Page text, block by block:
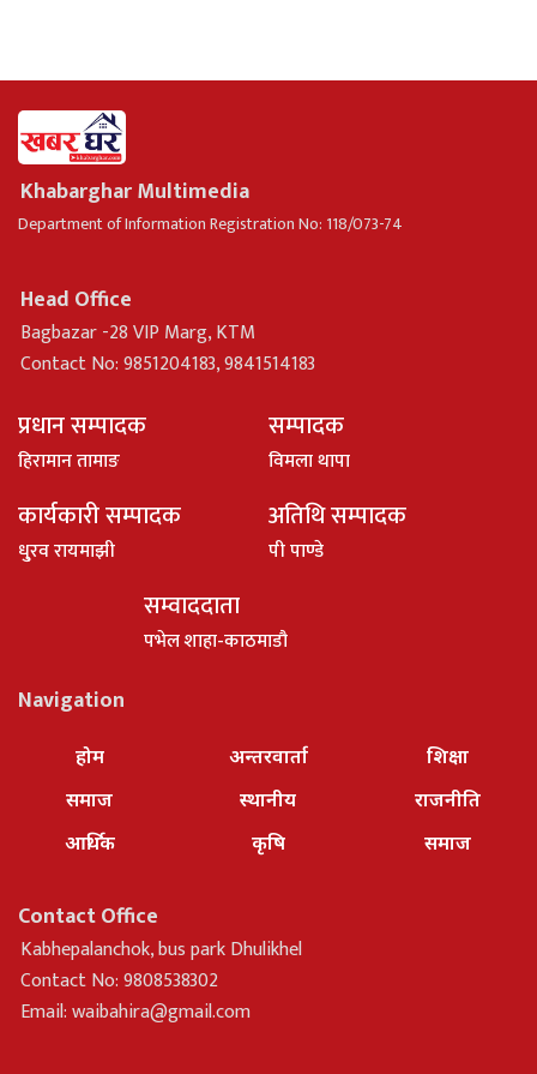
Khabarghar Multimedia
Department of Information Registration No: 118/073-74
Head Office
Bagbazar -28 VIP Marg, KTM
Contact No: 9851204183, 9841514183
प्रधान सम्पादक
हिरामान तामाङ
सम्पादक
विमला थापा
कार्यकारी सम्पादक
धु्रव रायमाझी
अतिथि सम्पादक
पी पाण्डे
सम्वाददाता
पभेल शाहा-काठमाडौ
Navigation
होम
समाज
आर्थिक
अन्तरवार्ता
स्थानीय
कृषि
शिक्षा
राजनीति
समाज
Contact Office
Kabhepalanchok, bus park Dhulikhel
Contact No: 9808538302
Email:waibahira@gmail.com